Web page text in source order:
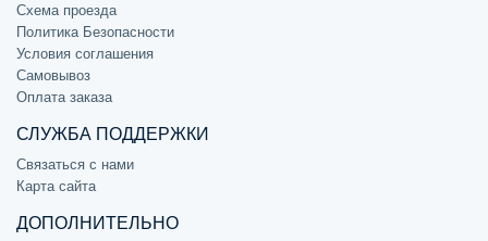
Схема проезда
Политика Безопасности
Условия соглашения
Самовывоз
Оплата заказа
СЛУЖБА ПОДДЕРЖКИ
Связаться с нами
Карта сайта
ДОПОЛНИТЕЛЬНО